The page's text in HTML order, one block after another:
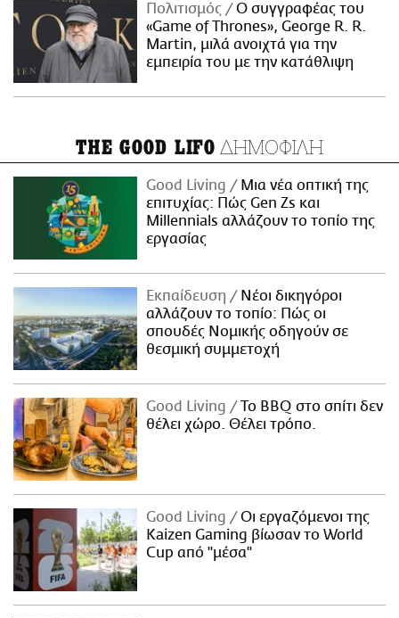
Πολιτισμός
Ο συγγραφέας του
«Game of Thrones», George R. R.
Martin, μιλά ανοιχτά για την
εμπειρία του με την κατάθλιψη
THE GOOD LIFO ΔΗΜΟΦΙΛΗ
Good Living
Μια νέα οπτική της
επιτυχίας: Πώς Gen Zs και
Millennials αλλάζουν το τοπίο της
εργασίας
Εκπαίδευση
Νέοι δικηγόροι
αλλάζουν το τοπίο: Πώς οι
σπουδές Νομικής οδηγούν σε
θεσμική συμμετοχή
Good Living
Το BBQ στο σπίτι δεν
θέλει χώρο. Θέλει τρόπο.
Good Living
Οι εργαζόμενοι της
Kaizen Gaming βίωσαν το World
Cup από "μέσα"